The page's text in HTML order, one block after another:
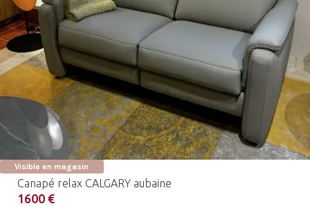
Visible en magasin
Canapé relax CALGARY aubaine
1600 €